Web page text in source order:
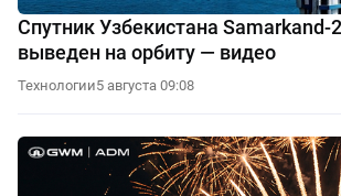
Спутник Узбекистана Samarkand-
выведен на орбиту — видео
Технологии5 августа 09:08